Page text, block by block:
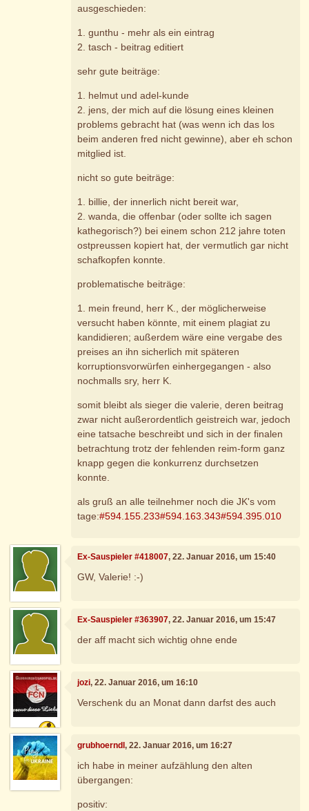
ausgeschieden:
1. gunthu - mehr als ein eintrag
2. tasch - beitrag editiert
sehr gute beiträge:
1. helmut und adel-kunde
2. jens, der mich auf die lösung eines kleinen
problems gebracht hat (was wenn ich das los
beim anderen fred nicht gewinne), aber eh schon
mitglied ist.
nicht so gute beiträge:
1. billie, der innerlich nicht bereit war,
2. wanda, die offenbar (oder sollte ich sagen
kathegorisch?) bei einem schon 212 jahre toten
ostpreussen kopiert hat, der vermutlich gar nicht
schafkopfen konnte.
problematische beiträge:
1. mein freund, herr K., der möglicherweise
versucht haben könnte, mit einem plagiat zu
kandidieren; außerdem wäre eine vergabe des
preises an ihn sicherlich mit späteren
korruptionsvorwürfen einhergegangen - also
nochmalls sry, herr K.
somit bleibt als sieger die valerie, deren beitrag
zwar nicht außerordentlich geistreich war, jedoch
eine tatsache beschreibt und sich in der finalen
betrachtung trotz der fehlenden reim-form ganz
knapp gegen die konkurrenz durchsetzen
konnte.
als gruß an alle teilnehmer noch die JK's vom
tage:#594.155.233#594.163.343#594.395.010
Ex-Sauspieler #418007, 22. Januar 2016, um 15:40
GW, Valerie! :-)
Ex-Sauspieler #363907, 22. Januar 2016, um 15:47
der aff macht sich wichtig ohne ende
jozi, 22. Januar 2016, um 16:10
Verschenk du an Monat dann darfst des auch
grubhoerndl, 22. Januar 2016, um 16:27
ich habe in meiner aufzählung den alten
übergangen:
positiv: